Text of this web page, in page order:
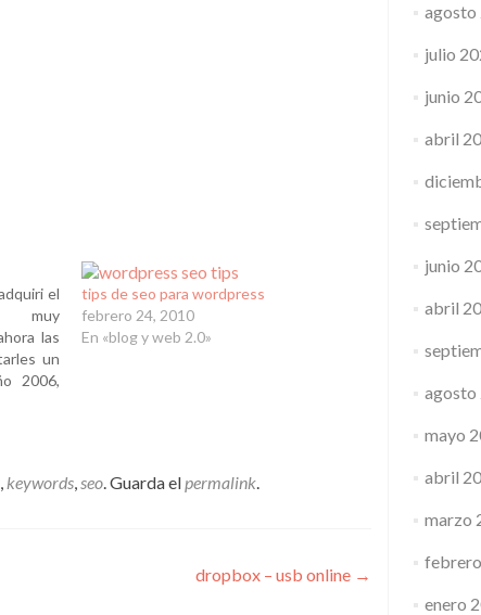
el
muy
las
un
2006,
al
un
tips de seo para wordpress
febrero 24, 2010
En «blog y web 2.0»
, keywords,seo. Guarda elpermalink.
dropbox – usb online →
agosto
julio
junio
abril
junio
abril
agosto
mayo
abril
marzo
enero